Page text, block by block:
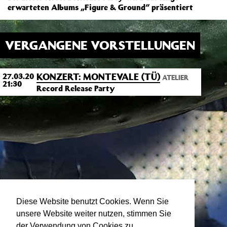
Diese Website benutzt Cookies. Wenn Sie
unsere Website weiter nutzen, stimmen Sie
erwarteten Albums „Figure & Ground“ präsentiert
VERGANGENE VORSTELLUNGEN
27.03.20
21:30
KONZERT: MONTEVALE (TÜ) ATELIER
Record Release Party